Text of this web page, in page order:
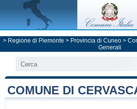
> Regione di Piemonte > Provincia di Cuneo>
Generali
COMUNE DI